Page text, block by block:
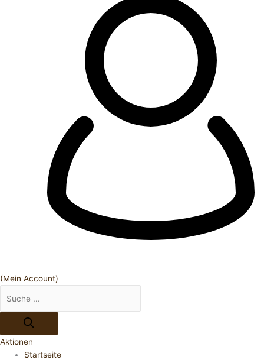
(Mein Account)
Aktionen
Startseite